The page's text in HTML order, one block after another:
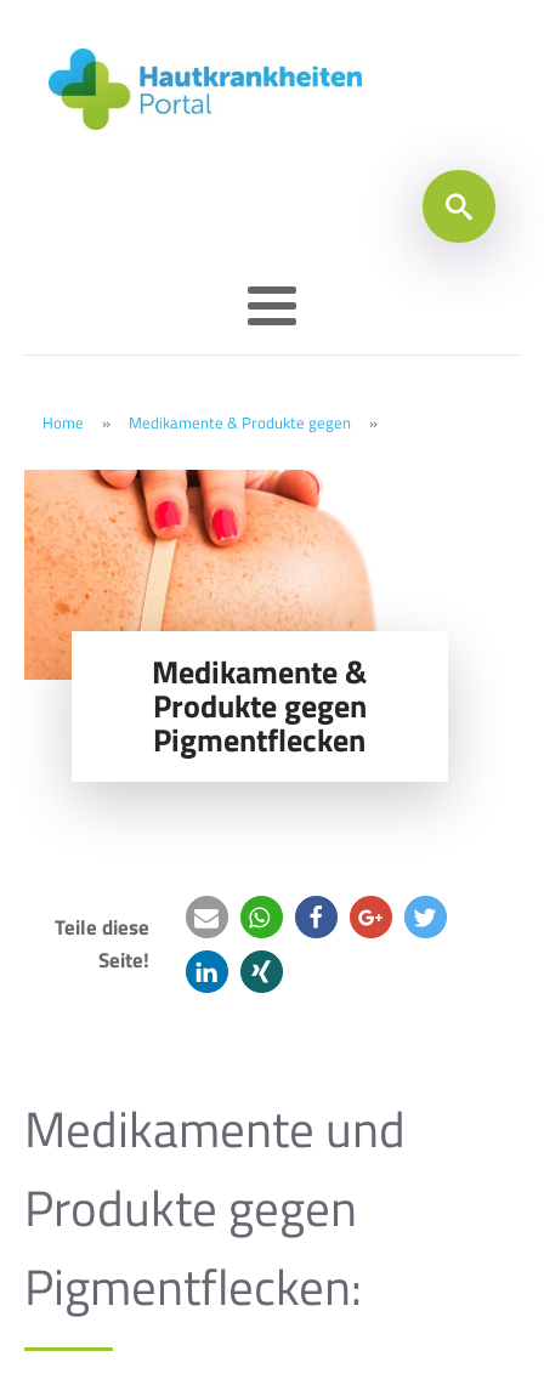
Home » Medikamente & Produkte gegen »
Medikamente &
Produkte gegen
Pigmentflecken
Teile diese
Seite!
e- teilen
Medikamente und
Produkte gegen
Pigmentflecken: